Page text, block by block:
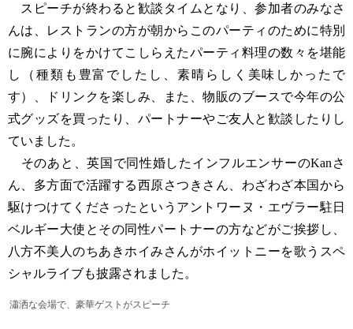
スピーチが終わると歓談タイムとなり、参加者のみなさ
んは、レストランの方が朝からこのパーティのために特別
に腕によりをかけてこしらえたパーティ料理の数々を堪能
し（種類も豊富でしたし、素晴らしく美味しかったで
す）、ドリンクを楽しみ、また、物販のブースで今年の公
式グッズを買ったり、パートナーやご友人と歓談したりし
ていました。
そのあと、英国で同性婚したインフルエンサーのKanさ
ん、多方面で活躍する西原さつきさん、わざわざ本国から
駆けつけてくださったというアントワーヌ・エヴラー駐日
ベルギー大使とその同性パートナーの方などがご挨拶し、
八方不美人のちあきホイみさんがホイットニーを歌うスペ
シャルライブも披露されました。
瀟洒な会場で、豪華ゲストがスピーチ